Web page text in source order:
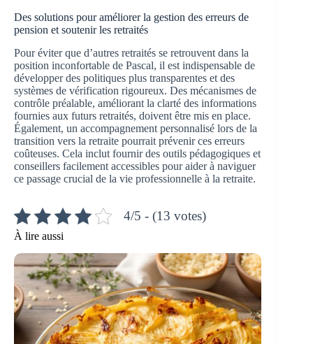
Des solutions pour améliorer la gestion des erreurs de
pension et soutenir les retraités
Pour éviter que d’autres retraités se retrouvent dans la
position inconfortable de Pascal, il est indispensable de
développer des politiques plus transparentes et des
systèmes de vérification rigoureux. Des mécanismes de
contrôle préalable, améliorant la clarté des informations
fournies aux futurs retraités, doivent être mis en place.
Également, un accompagnement personnalisé lors de la
transition vers la retraite pourrait prévenir ces erreurs
coûteuses. Cela inclut fournir des outils pédagogiques et
conseillers facilement accessibles pour aider à naviguer
ce passage crucial de la vie professionnelle à la retraite.
4/5 - (13 votes)
À lire aussi